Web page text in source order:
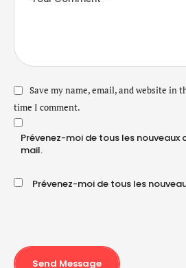
Save my name, email, and website in
time I comment.
Prévenez-moi de tous les
mail.
Prévenez-moi de tous les
Send Message